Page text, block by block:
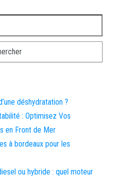
déshydratation ?
: Optimisez Vos
en Front de Mer
à bordeaux pour les
ou hybride : quel moteur